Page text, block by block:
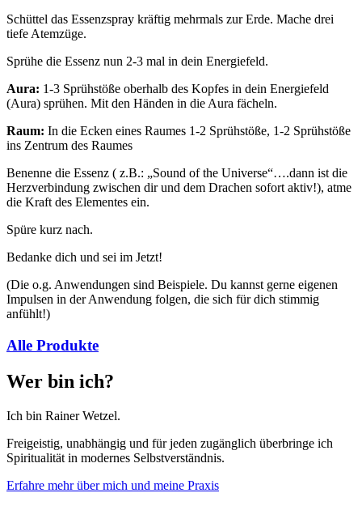
Schüttel das Essenzspray kräftig mehrmals zur Erde. Mache drei
tiefe Atemzüge.
Sprühe die Essenz nun 2-3 mal in dein Energiefeld.
Aura: 1-3 Sprühstöße oberhalb des Kopfes in dein Energiefeld
(Aura) sprühen. Mit den Händen in die Aura fächeln.
Raum: In die Ecken eines Raumes 1-2 Sprühstöße, 1-2 Sprühstöße
ins Zentrum des Raumes
Benenne die Essenz ( z.B.: „Sound of the Universe“….dann ist die
Herzverbindung zwischen dir und dem Drachen sofort aktiv!), atme
die Kraft des Elementes ein.
Spüre kurz nach.
Bedanke dich und sei im Jetzt!
(Die o.g. Anwendungen sind Beispiele. Du kannst gerne eigenen
Impulsen in der Anwendung folgen, die sich für dich stimmig
anfühlt!)
Alle Produkte
Wer bin ich?
Ich bin Rainer Wetzel.
Freigeistig, unabhängig und für jeden zugänglich überbringe ich
Spiritualität in modernes Selbstverständnis.
Erfahre mehr über mich und meine Praxis